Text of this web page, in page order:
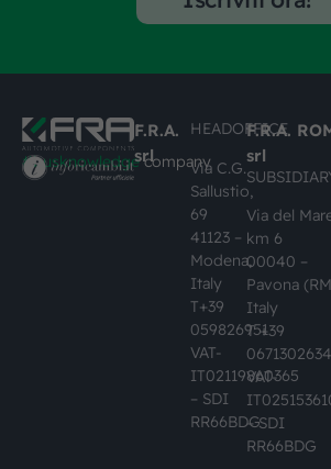
#busknowledgecompany
F.R.A.
srl
HEADOFFICE
Via C.G.
Sallustio,
69
41123 –
Modena,
Italy
T+39
059826951
VAT-
IT02119860365
– SDI
RR66BDG
F.R.A.
srl
Via del
km 6
00040 –
Pavona
Italy
T +39
0671302634
VAT-
– SDI
RR66BDG